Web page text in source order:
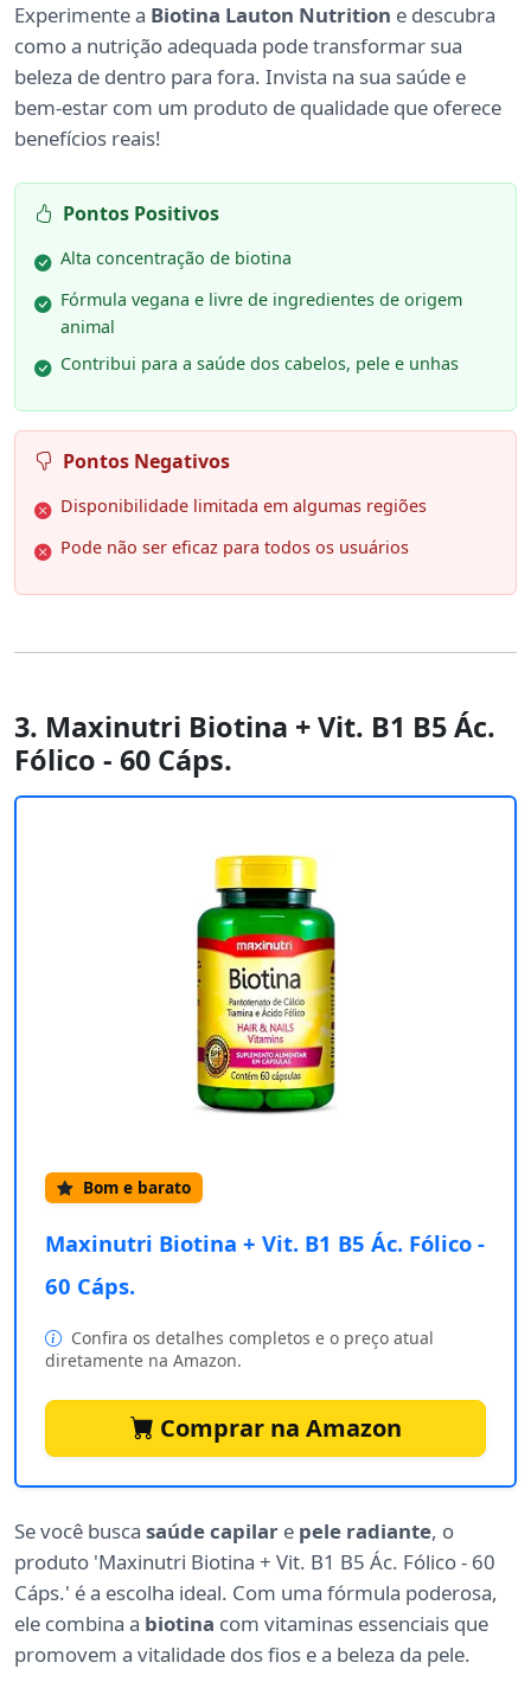
Experimente a Biotina Lauton Nutrition e descubra
como a nutrição adequada pode transformar sua
beleza de dentro para fora. Invista na sua saúde e
bem-estar com um produto de qualidade que oferece
benefícios reais!
Pontos Positivos
Alta concentração de biotina
Fórmula vegana e livre de ingredientes de origem
animal
Contribui para a saúde dos cabelos, pele e unhas
Pontos Negativos
Disponibilidade limitada em algumas regiões
Pode não ser eficaz para todos os usuários
3. Maxinutri Biotina + Vit. B1 B5 Ác.
Fólico - 60 Cáps.
Bom e barato
Maxinutri Biotina + Vit. B1 B5 Ác. Fólico -
60 Cáps.
Confira os detalhes completos e o preço atual
diretamente na Amazon.
Comprar na Amazon
Se você busca saúde capilar e pele radiante, o
produto 'Maxinutri Biotina + Vit. B1 B5 Ác. Fólico - 60
Cáps.' é a escolha ideal. Com uma fórmula poderosa,
ele combina a biotina com vitaminas essenciais que
promovem a vitalidade dos fios e a beleza da pele.